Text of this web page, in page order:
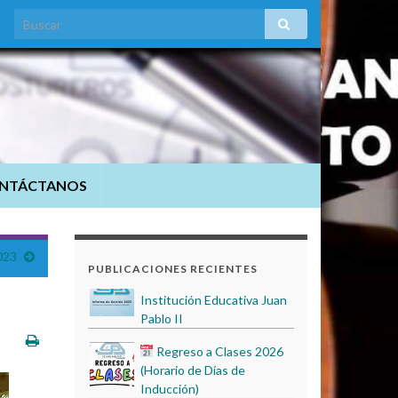
PUBLICACIONES RECIENTES
Convocatoria Audiencia
Institución Educativa Juan
Regreso a Clases 2026
Inducción)
Audiencia Pública de